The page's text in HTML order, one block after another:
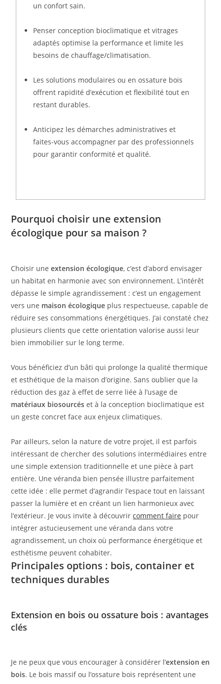
un confort sain.
Penser conception bioclimatique et vitrages
adaptés optimise la performance et limite les
besoins de chauffage/climatisation.
Les solutions modulaires ou en ossature bois
offrent rapidité d’exécution et flexibilité tout en
restant durables.
Anticipez les démarches administratives et
faites-vous accompagner par des professionnels
pour garantir conformité et qualité.
Pourquoi choisir une extension
écologique pour sa maison ?
Choisir uneextension écologique, c’est d’abord envisager
un habitat en harmonie avec son environnement. L’intérêt
dépasse le simple agrandissement : c’est un engagement
vers une maison écologique plus respectueuse, capable de
réduire ses consommations énergétiques. J’ai constaté chez
plusieurs clients que cette orientation valorise aussi leur
bien immobilier sur le long terme.
Vous bénéficiez d’un bâti qui prolonge la qualité thermique
et esthétique de la maison d’origine. Sans oublier que la
réduction des gaz à effet de serre liée à l’usage de
matériaux biosourcés et à la conception bioclimatique est
un geste concret face aux enjeux climatiques.
Par ailleurs, selon la nature de votre projet, il est parfois
intéressant de chercher des solutions intermédiaires entre
une simple extension traditionnelle et une pièce à part
entière. Une véranda bien pensée illustre parfaitement
cette idée : elle permet d’agrandir l’espace tout en laissant
passer la lumière et en créant un lien harmonieux avec
l’extérieur. Je vous invite à découvrircomment faire pour
intégrer astucieusement une véranda dans votre
agrandissement, un choix où performance énergétique et
esthétisme peuvent cohabiter.
Principales options : bois, container et
techniques durables
Extension en bois ou ossature bois : avantages
clés
Je ne peux que vous encourager à considérer l’extension en
bois. Le bois massif ou l’ossature bois représentent une